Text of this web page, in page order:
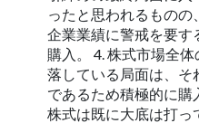
ったと思われるもの
企業業績に警戒を要す
購入。 4. 株式市場全
落している局面は、そ
であるため積極的に購
株式は既に大底は打っ